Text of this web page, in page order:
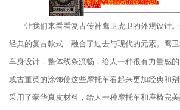
让我们来看看复古传神鹰卫虎卫的外观设计
经典的复古款式，融合了过去与现代的元素。鹰
车身设计，整体线条流畅，给人一种很有力量感
或古董黄的涂饰使这些摩托车看起来更加经典和
采用了豪华真皮材料，给人一种摩托车和座椅完